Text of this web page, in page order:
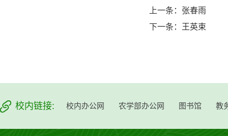
上一条： 张春雨
下一条：
王英束
校内链接: 校内办公网 农学部办公网 图书馆 教